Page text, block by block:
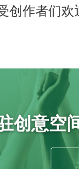
创作者们欢
创意空